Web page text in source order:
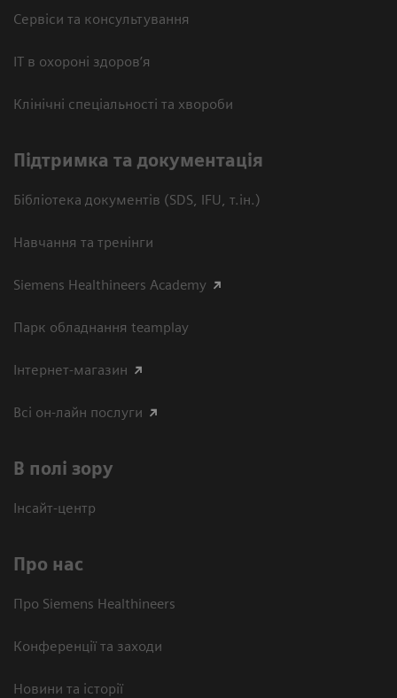
Сервіси та консультування
ІТ в охороні здоров’я
Клінічні спеціальності та хвороби
Підтримка та документація
Бібліотека документів (SDS, IFU, т.ін.)
Навчання та тренінги
Siemens Healthineers Academy
Парк обладнання teamplay
Інтернет-магазин
Всі он-лайн послуги
В полі зору
Інсайт-центр
Про нас
Про Siemens Healthineers
Конференції та заходи
Новини та історії